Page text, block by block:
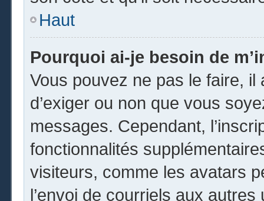
Haut
Pourquoi ai-je besoin de
Vous pouvez ne pas le faire, il
d’exiger ou non que vous
messages. Cependant,
fonctionnalités
visiteurs, comme les avatars
l’envoi de courriels aux